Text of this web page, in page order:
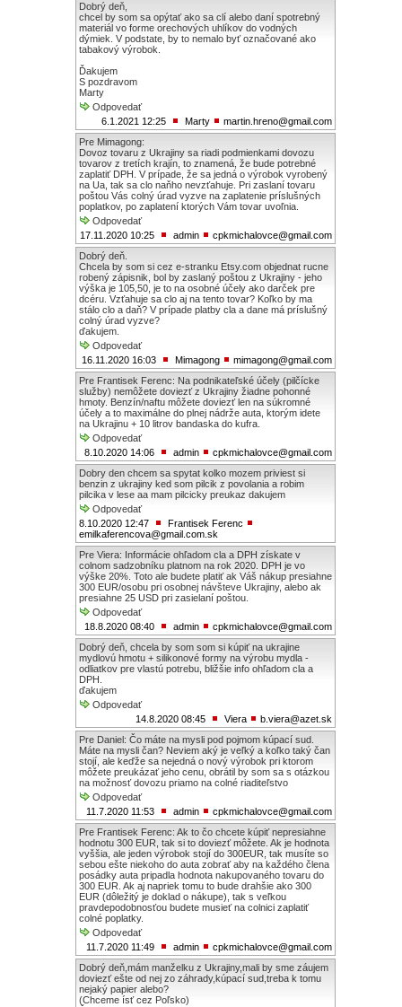
Dobrý deň,
chcel by som sa opýtať ako sa clí alebo daní spotrebný
materiál vo forme orechových uhlíkov do vodných
dýmiek. V podstate, by to nemalo byť označované ako
tabakový výrobok.
Ďakujem
S pozdravom
Marty
Odpovedať
6.1.2021 12:25
Marty
martin.hreno@gmail.com
Pre Mimagong:
Dovoz tovaru z Ukrajiny sa riadi podmienkami dovozu
tovarov z tretích krajín, to znamená, že bude potrebné
zaplatiť DPH. V prípade, že sa jedná o výrobok vyrobený
na Ua, tak sa clo naňho nevzťahuje. Pri zaslaní tovaru
poštou Vás colný úrad vyzve na zaplatenie príslušných
poplatkov, po zaplatení ktorých Vám tovar uvoľnia.
Odpovedať
17.11.2020 10:25
admin
cpkmichalovce@gmail.com
Dobrý deň.
Chcela by som si cez e-stranku Etsy.com objednat rucne
robený zápisnik, bol by zaslaný poštou z Ukrajiny - jeho
výška je 105,50, je to na osobné účely ako darček pre
dcéru. Vzťahuje sa clo aj na tento tovar? Koľko by ma
stálo clo a daň? V prípade platby cla a dane má príslušný
colný úrad vyzve?
ďakujem.
Odpovedať
16.11.2020 16:03
Mimagong
mimagong@gmail.com
Pre Frantisek Ferenc: Na podnikateľské účely (pilčícke
služby) nemôžete doviezť z Ukrajiny žiadne pohonné
hmoty. Benzín/naftu môžete doviezť len na súkromné
účely a to maximálne do plnej nádrže auta, ktorým idete
na Ukrajinu + 10 litrov bandaska do kufra.
Odpovedať
8.10.2020 14:06
admin
cpkmichalovce@gmail.com
Dobry den chcem sa spytat kolko mozem priviest si
benzin z ukrajiny ked som pilcik z povolania a robim
pilcika v lese aa mam pilcicky preukaz dakujem
Odpovedať
8.10.2020 12:47
Frantisek Ferenc
emilkaferencova@gmail.com.sk
Pre Viera: Informácie ohľadom cla a DPH získate v
colnom sadzobníku platnom na rok 2020. DPH je vo
výške 20%. Toto ale budete platiť ak Váš nákup presiahne
300 EUR/osobu pri osobnej návšteve Ukrajiny, alebo ak
presiahne 25 USD pri zasielaní poštou.
Odpovedať
18.8.2020 08:40
admin
cpkmichalovce@gmail.com
Dobrý deň, chcela by som som si kúpiť na ukrajine
mydlovú hmotu + silikonové formy na výrobu mydla -
odliatkov pre vlastú potrebu, bližšie info ohľadom cla a
DPH.
ďakujem
Odpovedať
14.8.2020 08:45
Viera
b.viera@azet.sk
Pre Daniel: Čo máte na mysli pod pojmom kúpací sud.
Máte na mysli čan? Neviem aký je veľký a koľko taký čan
stojí, ale keďže sa nejedná o nový výrobok pri ktorom
môžete preukázať jeho cenu, obrátil by som sa s otázkou
na možnosť dovozu priamo na colné riaditeľstvo
Odpovedať
11.7.2020 11:53
admin
cpkmichalovce@gmail.com
Pre Frantisek Ferenc: Ak to čo chcete kúpiť nepresiahne
hodnotu 300 EUR, tak si to doviezť môžete. Ak je hodnota
vyššia, ale jeden výrobok stojí do 300EUR, tak musíte so
sebou ešte niekoho do auta zobrať aby na každého člena
posádky auta pripadla hodnota nakupovaného tovaru do
300 EUR. Ak aj napriek tomu to bude drahšie ako 300
EUR (dôležitý je doklad o nákupe), tak s veľkou
pravdepodobnosťou budete musieť na colnici zaplatiť
colné poplatky.
Odpovedať
11.7.2020 11:49
admin
cpkmichalovce@gmail.com
Dobrý deň,mám manželku z Ukrajiny,mali by sme záujem
doviezť ešte od nej zo záhrady,kúpací sud,treba k tomu
nejaký papier alebo?
(Chceme ísť cez Poľsko)